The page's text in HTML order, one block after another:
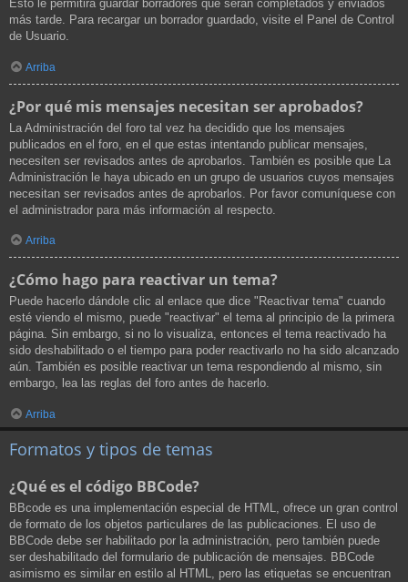
Esto le permitirá guardar borradores que serán completados y enviados
más tarde. Para recargar un borrador guardado, visite el Panel de Control
de Usuario.
Arriba
¿Por qué mis mensajes necesitan ser aprobados?
La Administración del foro tal vez ha decidido que los mensajes
publicados en el foro, en el que estas intentando publicar mensajes,
necesiten ser revisados antes de aprobarlos. También es posible que La
Administración le haya ubicado en un grupo de usuarios cuyos mensajes
necesitan ser revisados antes de aprobarlos. Por favor comuníquese con
el administrador para más información al respecto.
Arriba
¿Cómo hago para reactivar un tema?
Puede hacerlo dándole clic al enlace que dice "Reactivar tema" cuando
esté viendo el mismo, puede "reactivar" el tema al principio de la primera
página. Sin embargo, si no lo visualiza, entonces el tema reactivado ha
sido deshabilitado o el tiempo para poder reactivarlo no ha sido alcanzado
aún. También es posible reactivar un tema respondiendo al mismo, sin
embargo, lea las reglas del foro antes de hacerlo.
Arriba
Formatos y tipos de temas
¿Qué es el código BBCode?
BBcode es una implementación especial de HTML, ofrece un gran control
de formato de los objetos particulares de las publicaciones. El uso de
BBCode debe ser habilitado por la administración, pero también puede
ser deshabilitado del formulario de publicación de mensajes. BBCode
asimismo es similar en estilo al HTML, pero las etiquetas se encuentran